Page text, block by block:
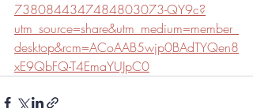
7380844347484803073-QY9c?
utm_source=share&utm_medium=member_
desktop&rcm=ACoAAB5wjp0BAdTYQen8
xE9QbFQ-T4EmaYUJpC0